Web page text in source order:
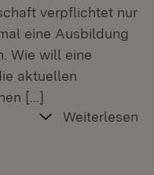
verpflichtet nur
eine Ausbildung
Wie will eine
aktuellen
[…]
Weiterlesen